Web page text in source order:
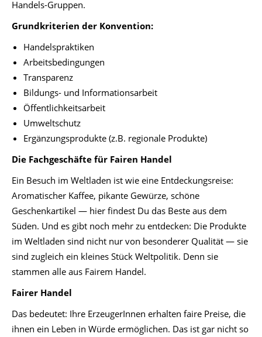
Handels-Gruppen.
Grundkriterien der Konvention:
Handelspraktiken
Arbeitsbedingungen
Transparenz
Bildungs- und Informationsarbeit
Öffentlichkeitsarbeit
Umweltschutz
Ergänzungsprodukte (z.B. regionale Produkte)
Die Fachgeschäfte für Fairen Handel
Ein Besuch im Weltladen ist wie eine Entdeckungsreise:
Aromatischer Kaffee, pikante Gewürze, schöne
Geschenkartikel — hier findest Du das Beste aus dem
Süden. Und es gibt noch mehr zu entdecken: Die Produkte
im Weltladen sind nicht nur von besonderer Qualität — sie
sind zugleich ein kleines Stück Weltpolitik. Denn sie
stammen alle aus Fairem Handel.
Fairer Handel
Das bedeutet: Ihre ErzeugerInnen erhalten faire Preise, die
ihnen ein Leben in Würde ermöglichen. Das ist gar nicht so